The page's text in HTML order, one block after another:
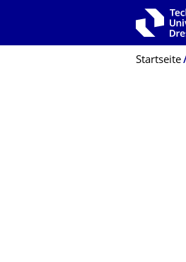
Zur Hauptnavigation springen
Startseite